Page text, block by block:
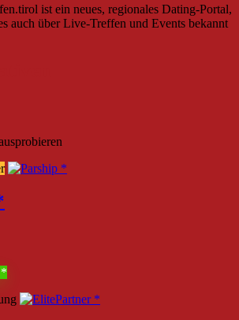
ist ein neues, regionales Dating-Portal,
auch über Live-Treffen und Events bekannt